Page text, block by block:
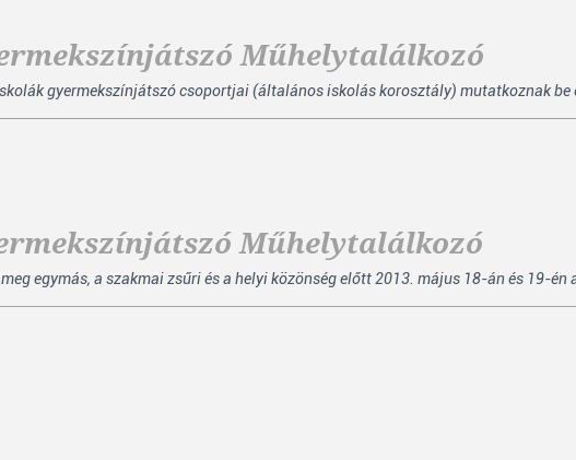
Műhelytalálkozó
gyermekszínjátszó csoportjai (általános iskolás korosztály) mutatkoznak be
Műhelytalálkozó
egymás, a szakmai zsűri és a helyi közönség előtt 2013. május 18-án és 19-én